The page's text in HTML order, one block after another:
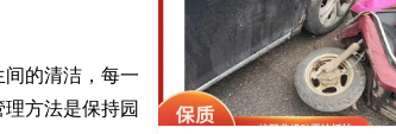
的清洁，每一
方法是保持园